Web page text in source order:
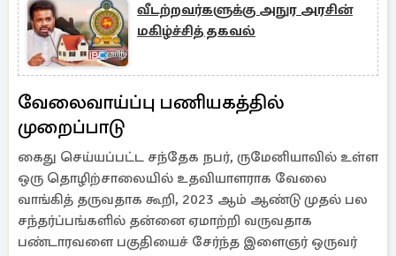
வீடற்றவர்களுக்கு அநுர அரசின்
மகிழ்ச்சித் தகவல்
வேலைவாய்ப்பு பணியகத்தில்
முறைப்பாடு
கைது செய்யப்பட்ட சந்தேக நபர், ருமேனியாவில் உள்ள
ஒரு தொழிற்சாலையில் உதவியாளராக வேலை
வாங்கித் தருவதாக கூறி, 2023 ஆம் ஆண்டு முதல் பல
சந்தர்ப்பங்களில் தன்னை ஏமாற்றி வருவதாக
பண்டாரவளை பகுதியைச் சேர்ந்த இளைஞர் ஒருவர்